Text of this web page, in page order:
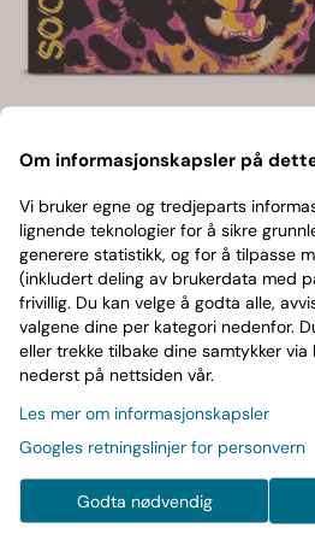
Social
KILL(LTD)
EPITAPH RECORDS
399,-
2026,2LP,LTD,Pink & Yellow Vinyl
Les mer
På lager
Om informasjonskapsler på
Vi bruker egne og tredjeparts
lignende teknologier for å sikre
generere statistikk, og for å tilpasse
(inkludert deling av brukerdata med
frivillig. Du kan velge å godta alle,
valgene dine per kategori nedenfor.
eller trekke tilbake dine samtykker via
nederst på nettsiden vår.
Les mer om informasjonskapsler
Googles retningslinjer for personvern
Godta nødvendig